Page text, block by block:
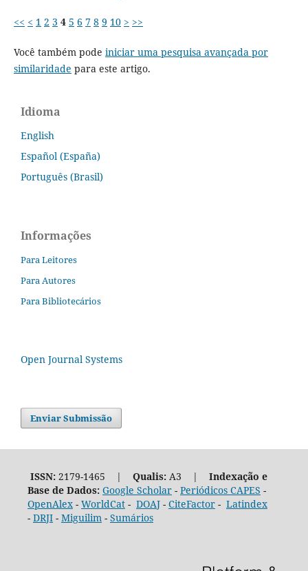
<< < 1 2 3 4 5 6 7 8 9 10 > >>
Você também pode iniciar uma pesquisa avançada por
similaridade para este artigo.
Idioma
English
Español (España)
Português (Brasil)
Informações
Para Leitores
Para Autores
Para Bibliotecários
Open Journal Systems
Enviar Submissão
ISSN:2179-1465 | Qualis:A3 | Indexação e
Base de Dados: Google Scholar- Periódicos CAPES -
OpenAlex- WorldCat- DOAJ- CiteFactor- Latindex
- DRJI- Miguilim - Sumários